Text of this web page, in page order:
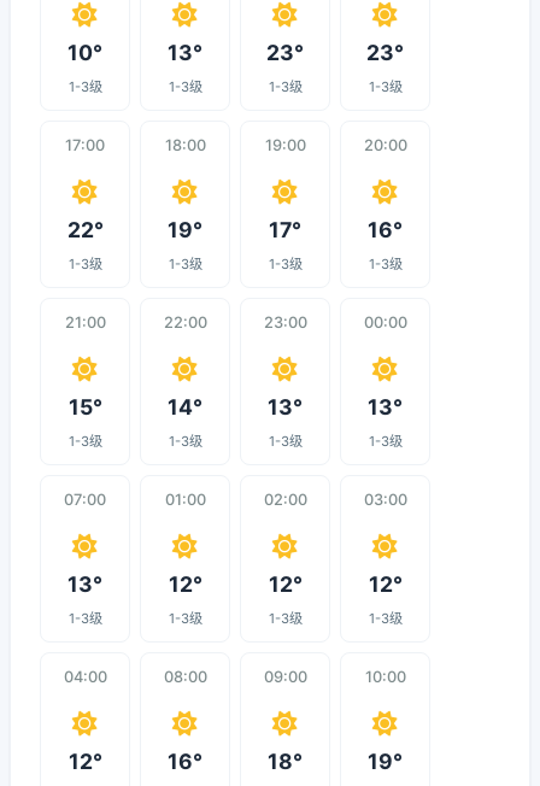
10°
1-3级
13°
1-3级
23°
1-3级
23°
1-3级
17:00
22°
1-3级
18:00
19°
1-3级
19:00
17°
1-3级
20:00
16°
1-3级
21:00
15°
1-3级
22:00
14°
1-3级
23:00
13°
1-3级
00:00
13°
1-3级
07:00
13°
1-3级
01:00
12°
1-3级
02:00
12°
1-3级
03:00
12°
1-3级
04:00
12°
08:00
16°
09:00
18°
10:00
19°